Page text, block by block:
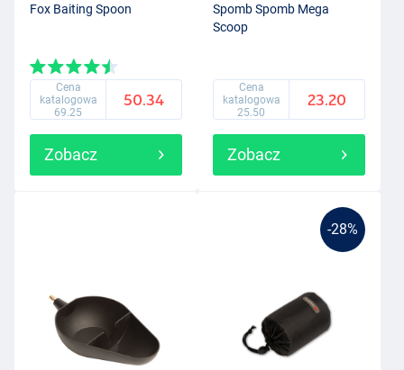
Fox Baiting Spoon
Cena
katalogowa
69.25
50.34
Zobacz
Spomb Spomb Mega
Scoop
Cena
katalogowa
25.50
23.20
Zobacz
-28%